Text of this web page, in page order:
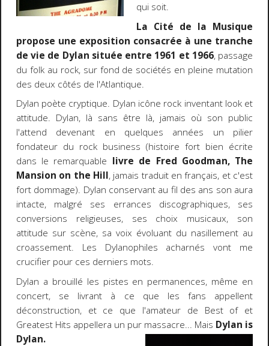
qui soit.
La Cité de la Musique
propose une exposition consacrée à une tranche
de vie de Dylan située entre 1961 et 1966, passage
du folk au rock, sur fond de sociétés en pleine mutation
des deux côtés de l'Atlantique.
Dylan poète cryptique. Dylan icône rock inventant look et
attitude. Dylan, là sans être là, jamais où son public
l'attend devenant en quelques années un pilier
fondateur du rock business (histoire fort bien écrite
dans le remarquable livre de Fred Goodman, The
Mansion on the Hill, jamais traduit en français, et c'est
fort dommage). Dylan conservant au fil des ans son aura
intacte, malgré ses errances discographiques, ses
conversions religieuses, ses choix musicaux, son
attitude sur scène, sa voix évoluant du nasillement au
croassement. Les Dylanophiles acharnés vont me
crucifier pour ces derniers mots.
Dylan a brouillé les pistes en permanences, même en
concert, se livrant à ce que les fans appellent
déconstruction, et ce que l'amateur de Best of et
Greatest Hits appellera un pur massacre... Mais Dylan is
Dylan.